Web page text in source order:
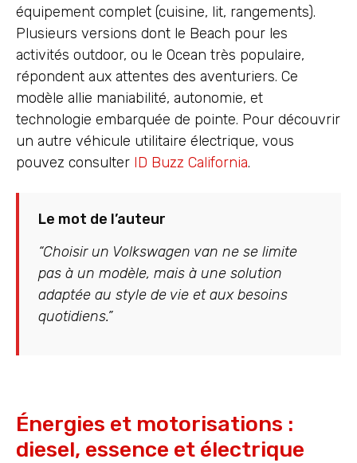
équipement complet (cuisine, lit, rangements).
Plusieurs versions dont le Beach pour les
activités outdoor, ou le Ocean très populaire,
répondent aux attentes des aventuriers. Ce
modèle allie maniabilité, autonomie, et
technologie embarquée de pointe. Pour découvrir
un autre véhicule utilitaire électrique, vous
pouvez consulter ID Buzz California.
Le mot de l’auteur
“Choisir un Volkswagen van ne se limite
pas à un modèle, mais à une solution
adaptée au style de vie et aux besoins
quotidiens.”
Énergies et motorisations :
diesel, essence et électrique